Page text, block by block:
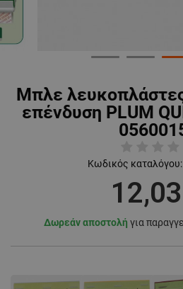
Μπλε
επένδυση PLUM
Κωδικός καταλόγου:
Δωρεάν αποστολή για